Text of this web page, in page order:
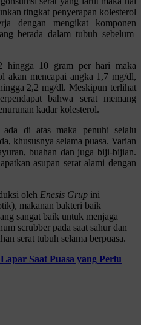
tingkat penyerapan kolesterol
dengan mengikat komponen
berada dalam tubuh sebelum
hingga 10 gram per hari maka
akan mencapai angka 1,7 mg/dl,
2,2 mg/dl. Meskipun terlihat
bahwa serat memang
kadar kolesterol.
di atas maka penuhi selalu
khususnya selama puasa. Varian
buahan dan juga biji-bijian.
asupan serat alami dengan
oleh Enesis Grup ini
makanan bakteri baik
sangat baik untuk menjaga
scrubber pada saat sahur dan
serat tubuh selama berpuasa.
Saat Puasa yang Perlu